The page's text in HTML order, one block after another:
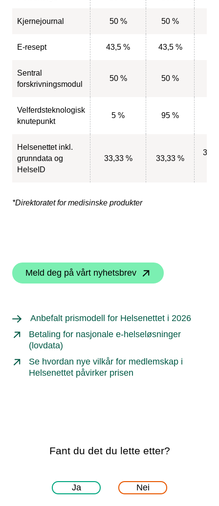
Kjernejournal 50 % 50 %
E-resept 43,5 % 43,5 %
Sentral
forskrivningsmodul
50 % 50 %
Velferdsteknologisk
knutepunkt
5 % 95 %
Helsenettet inkl.
grunndata og
HelseID
33,33 % 33,33 %
*Direktoratet for medisinske produkter
Meld deg på vårt nyhetsbrev
Anbefalt prismodell for Helsenettet i 2026
Betaling for nasjonale e-helseløsninger
(lovdata)
Se hvordan nye vilkår for medlemskap i
Helsenettet påvirker prisen
Fant du det du lette etter?
Ja Nei